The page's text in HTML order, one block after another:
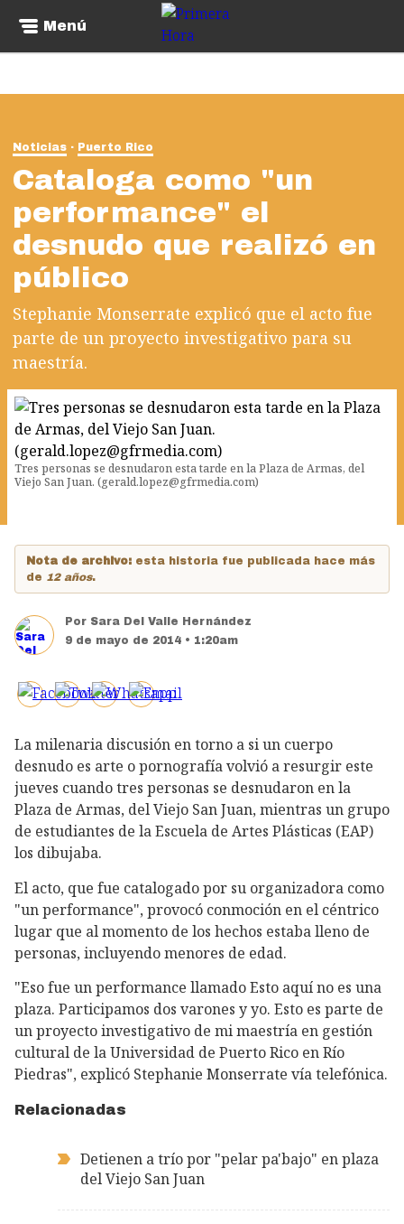
Menú
Noticias Puerto Rico
Cataloga como "un
performance" el
desnudo que realizó en
público
Stephanie Monserrate explicó que el acto fue
parte de un proyecto investigativo para su
maestría.
Tres personas se desnudaron esta tarde en la Plaza de Armas, del
Viejo San Juan. (gerald.lopez@gfrmedia.com)
Nota de archivo: esta historia fue publicada hace más
de 12 años.
Por Sara Del Valle Hernández
9 de mayo de 2014 • 1:20am
La milenaria discusión en torno a si un cuerpo
desnudo es arte o pornografía volvió a resurgir este
jueves cuando tres personas se desnudaron en la
Plaza de Armas, del Viejo San Juan, mientras un grupo
de estudiantes de la Escuela de Artes Plásticas (EAP)
los dibujaba.
El acto, que fue catalogado por su organizadora como
"un performance", provocó conmoción en el céntrico
lugar que al momento de los hechos estaba lleno de
personas, incluyendo menores de edad.
"Eso fue un performance llamado Esto aquí no es una
plaza. Participamos dos varones y yo. Esto es parte de
un proyecto investigativo de mi maestría en gestión
cultural de la Universidad de Puerto Rico en Río
Piedras", explicó Stephanie Monserrate vía telefónica.
Relacionadas
Detienen a trío por "pelar pa'bajo" en plaza
del Viejo San Juan